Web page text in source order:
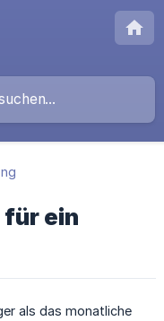
für ein
als das monatliche